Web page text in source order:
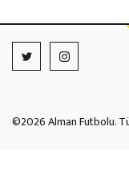
©2026 Alman Futbolu.